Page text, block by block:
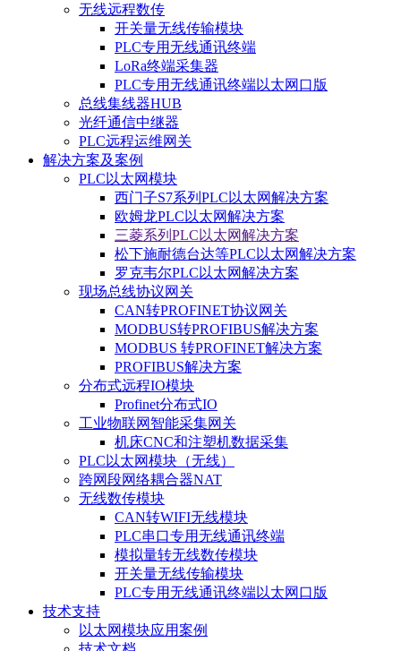
无线远程数传
开关量无线传输模块
PLC专用无线通讯终端
LoRa终端采集器
PLC专用无线通讯终端以太网口版
总线集线器HUB
光纤通信中继器
PLC远程运维网关
解决方案及案例
PLC以太网模块
西门子S7系列PLC以太网解决方案
欧姆龙PLC以太网解决方案
三菱系列PLC以太网解决方案
松下施耐德台达等PLC以太网解决方案
罗克韦尔PLC以太网解决方案
现场总线协议网关
CAN转PROFINET协议网关
MODBUS转PROFIBUS解决方案
MODBUS 转PROFINET解决方案
PROFIBUS解决方案
分布式远程IO模块
Profinet分布式IO
工业物联网智能采集网关
机床CNC和注塑机数据采集
PLC以太网模块（无线）
跨网段网络耦合器NAT
无线数传模块
CAN转WIFI无线模块
PLC串口专用无线通讯终端
模拟量转无线数传模块
开关量无线传输模块
PLC专用无线通讯终端以太网口版
技术支持
以太网模块应用案例